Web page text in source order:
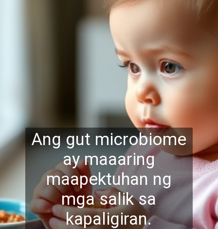
Ang gut microbiome
ay maaaring
maapektuhan ng
mga salik sa
kapaligiran.